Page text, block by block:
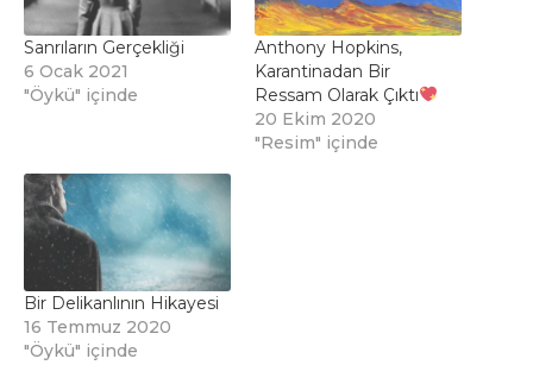
Sanrıların Gerçekliği
6 Ocak 2021
"Öykü" içinde
Anthony Hopkins,
Karantinadan Bir
Ressam Olarak Çıktı
20 Ekim 2020
"Resim" içinde
Bir Delikanlının Hikayesi
16 Temmuz 2020
"Öykü" içinde